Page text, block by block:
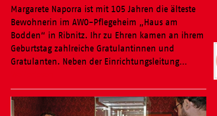
Margarete Naporra ist mit 105 Jahren die älteste
Bewohnerin im AWO-Pflegeheim „Haus am
Bodden“ in Ribnitz. Ihr zu Ehren kamen an ihrem
Geburtstag zahlreiche Gratulantinnen und
Gratulanten. Neben der Einrichtungsleitung…